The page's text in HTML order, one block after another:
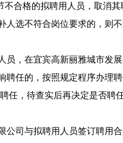
合格的拟聘用人员，取消
选不符合岗位要求的，则不
，在宜宾高新丽雅城市发
聘任的，按照规定程序办理
任，待查实后再决定是否聘任
司与拟聘用人员签订聘用